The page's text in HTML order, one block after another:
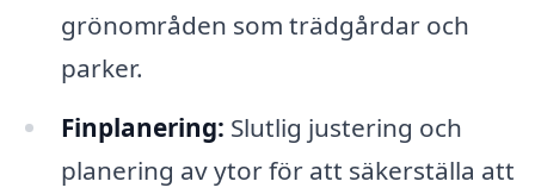
grönområden som trädgårdar och
parker.
Finplanering: Slutlig justering och
planering av ytor för att säkerställa att